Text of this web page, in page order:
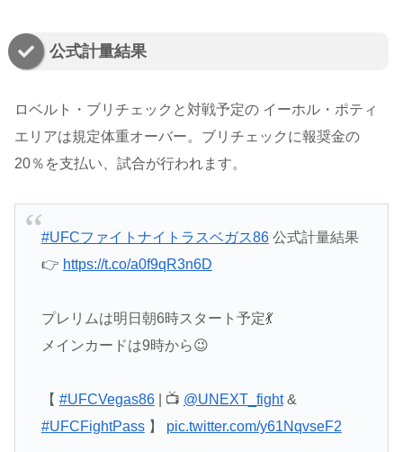
公式計量結果
ロベルト・ブリチェックと対戦予定の イーホル・ポティ
エリアは規定体重オーバー。ブリチェックに報奨金の
20％を支払い、試合が行われます。
#UFCファイトナイトラスベガス86公式計量結果
👉 https://t.co/a0f9qR3n6D
プレリムは明日朝6時スタート予定💃
メインカードは9時から😉
【 #UFCVegas86| 📺 @UNEXT_fight&
#UFCFightPass】 pic.twitter.com/y61NqvseF2